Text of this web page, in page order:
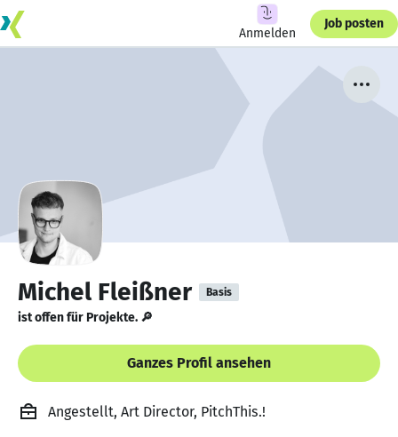
Anmelden
Job posten
Michel Fleißner Basis
ist offen für Projekte. 🔎
Ganzes Profil ansehen
Angestellt, Art Director, PitchThis.!